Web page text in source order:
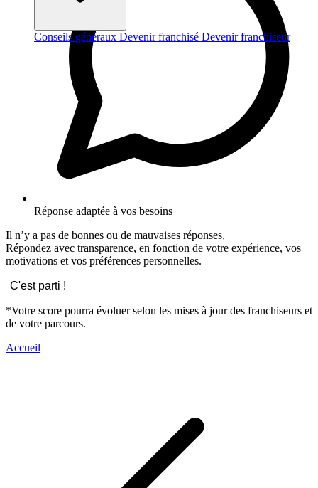
Conseils généraux Devenir franchisé Devenir franchiseur
Réponse adaptée à vos besoins
Il n’y a pas de bonnes ou de mauvaises réponses,
Répondez avec transparence, en fonction de votre expérience, vos
motivations et vos préférences personnelles.
C'est parti !
*Votre score pourra évoluer selon les mises à jour des franchiseurs et
de votre parcours.
Accueil